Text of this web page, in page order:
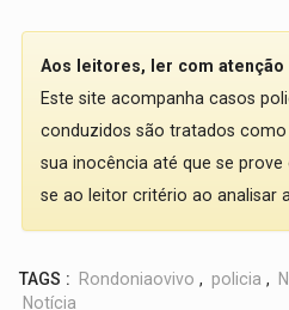
Aos leitores, ler com atenção
Este site acompanha casos
conduzidos são tratados
sua inocência até que se
se ao leitor critério ao analisar
TAGS : Rondoniaovivo , policia ,
Notícia